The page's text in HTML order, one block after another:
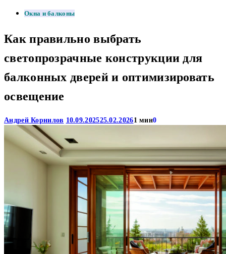
Окна и балконы
Как правильно выбрать
светопрозрачные конструкции для
балконных дверей и оптимизировать
освещение
Андрей Корнилов 10.09.202525.02.20261 мин0